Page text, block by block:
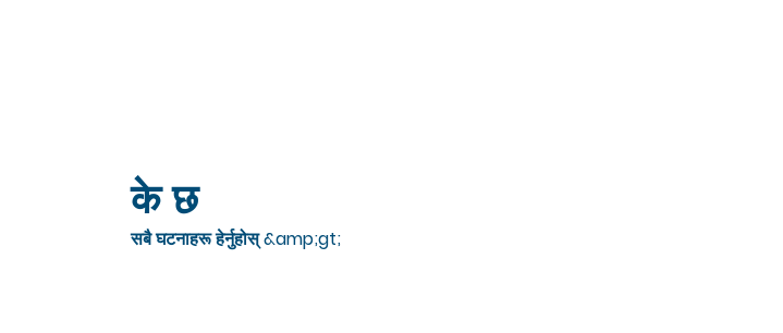
के छ
सबै घटनाहरू हेर्नुहोस् &amp;gt;